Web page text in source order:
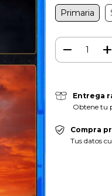
Primaria
Entrega
Obtene tu
Compra
Tus datos